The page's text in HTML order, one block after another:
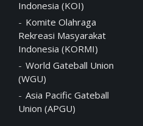
Indonesia (KOI)
Komite Olahraga
Rekreasi Masyarakat
Indonesia (KORMI)
World Gateball Union
(WGU)
Asia Pacific Gateball
Union (APGU)